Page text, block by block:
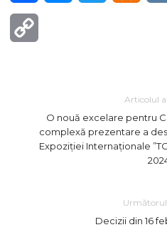
Articolul
O nouă excelare pentru
complexă prezentare a
Expoziției Internaționale
Decizii din 16